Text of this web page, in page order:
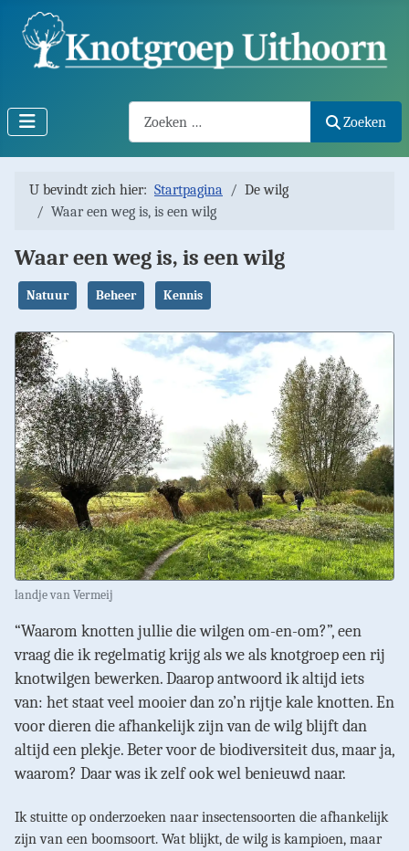
Zoeken
U bevindt zich hier: Startpagina
De wilg
Waar een weg is, is een wilg
Waar een weg is, is een wilg
Natuur Beheer Kennis
landje van Vermeij
“Waarom knotten jullie die wilgen om-en-om?”, een
vraag die ik regelmatig krijg als we als knotgroep een rij
knotwilgen bewerken. Daarop antwoord ik altijd iets
van: het staat veel mooier dan zo’n rijtje kale knotten. En
voor dieren die afhankelijk zijn van de wilg blijft dan
altijd een plekje. Beter voor de biodiversiteit dus, maar ja,
waarom? Daar was ik zelf ook wel benieuwd naar.
Ik stuitte op onderzoeken naar insectensoorten die afhankelijk
zijn van een boomsoort. Wat blijkt, de wilg is kampioen, maar